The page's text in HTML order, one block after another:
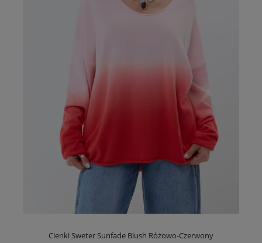
Cienki Sweter Sunfade Blush Różowo-Czerwony